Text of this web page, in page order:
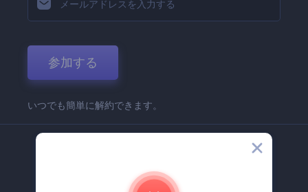
参加する
いつでも簡単に解約できます。
Renderforest 企業情報